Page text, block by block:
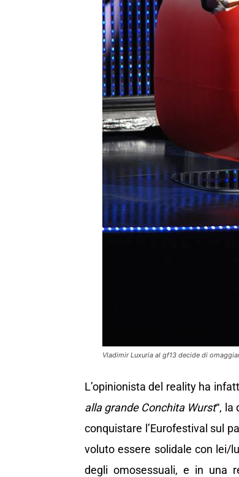
Vladimir Luxuria al gf13 decide di
L’opinionista del reality ha
alla grande Conchita Wurst“, la
conquistare l’Eurofestival sul
voluto essere solidale con lei/
degli omosessuali, e in una